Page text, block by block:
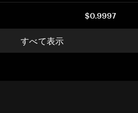
$0.9997
すべて表示